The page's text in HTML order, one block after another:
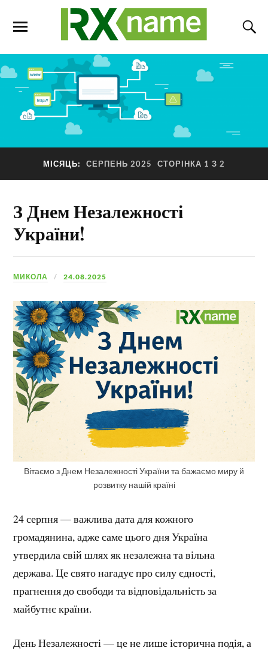
МІСЯЦЬ: СЕРПЕНЬ 2025 СТОРІНКА 1 З 2
З Днем Незалежності
України!
МИКОЛА 24.08.2025
Вітаємо з Днем Незалежності України та бажаємо миру й
розвитку нашій країні
24 серпня — важлива дата для кожного
громадянина, адже саме цього дня Україна
утвердила свій шлях як незалежна та вільна
держава. Це свято нагадує про силу єдності,
прагнення до свободи та відповідальність за
майбутнє країни.
День Незалежності — це не лише історична подія, а